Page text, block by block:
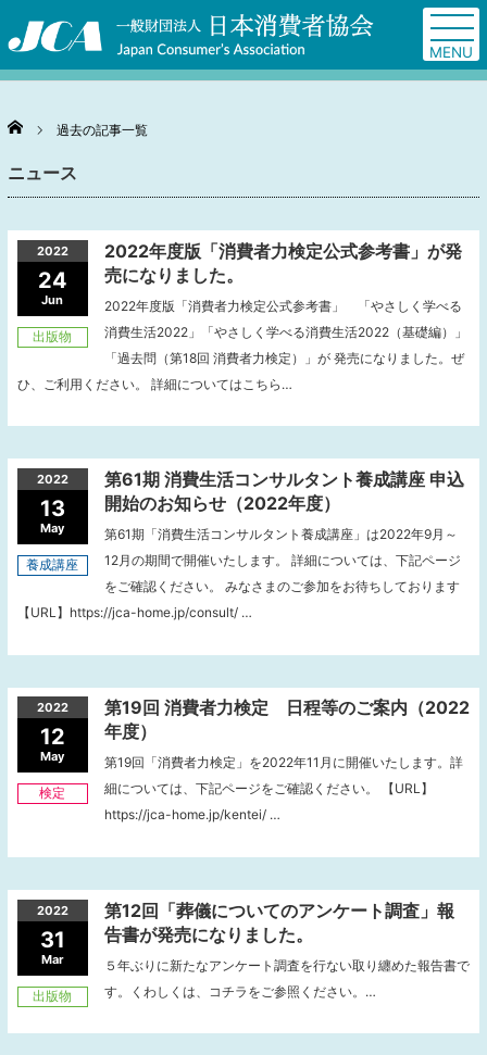
Home 過去の記事一覧
ニュース
2022
24
Jun
出版物
2022年度版「消費者力検定公式参考書」が発
売になりました。
2022年度版「消費者力検定公式参考書」 「やさしく学べる
消費生活2022」「やさしく学べる消費生活2022（基礎編）」
「過去問（第18回 消費者力検定）」が 発売になりました。ぜ
ひ、ご利用ください。 詳細についてはこちら…
2022
13
May
養成講座
第61期 消費生活コンサルタント養成講座 申込
開始のお知らせ（2022年度）
第61期「消費生活コンサルタント養成講座」は2022年9月～
12月の期間で開催いたします。 詳細については、下記ページ
をご確認ください。 みなさまのご参加をお待ちしております
【URL】https://jca-home.jp/consult/ …
2022
12
May
検定
第19回 消費者力検定 日程等のご案内（2022
年度）
第19回「消費者力検定」を2022年11月に開催いたします。詳
細については、下記ページをご確認ください。 【URL】
https://jca-home.jp/kentei/ …
2022
31
Mar
出版物
第12回「葬儀についてのアンケート調査」報
告書が発売になりました。
５年ぶりに新たなアンケート調査を行ない取り纏めた報告書で
す。くわしくは、コチラをご参照ください。…